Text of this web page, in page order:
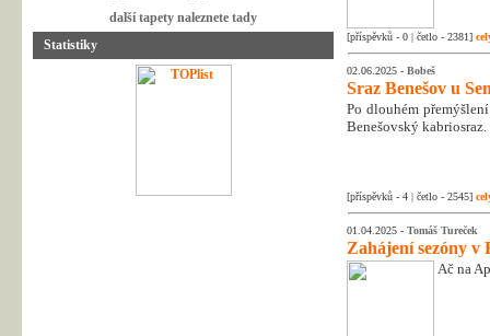
další tapety naleznete tady
Statistiky
[příspěvků - 0 | četlo - 2381]
02.06.2025 - Bobeš
Sraz Benešov u
Po dlouhém
Benešovský kabriosraz.
[příspěvků - 4 | četlo - 2545]
01.04.2025 - Tomáš Tureček
Zahájení sezóny v
Ač na